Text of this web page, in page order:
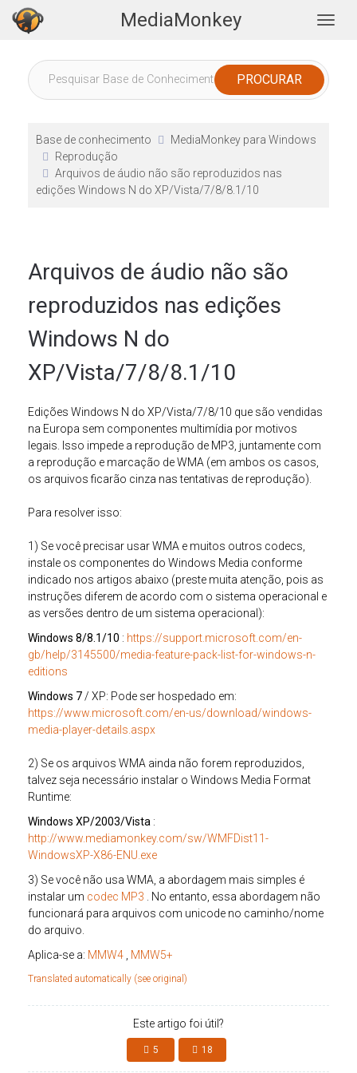
MediaMonkey
Base de conhecimento
MediaMonkey para Windows
Reprodução
Arquivos de áudio não são reproduzidos nas
edições Windows N do XP/Vista/7/8/8.1/10
Arquivos de áudio não são
reproduzidos nas edições
Windows N do
XP/Vista/7/8/8.1/10
Edições Windows N do XP/Vista/7/8/10 que são vendidas
na Europa sem componentes multimídia por motivos
legais. Isso impede a reprodução de MP3, juntamente com
a reprodução e marcação de WMA (em ambos os casos,
os arquivos ficarão cinza nas tentativas de reprodução).
Para resolver isso:
1) Se você precisar usar WMA e muitos outros codecs,
instale os componentes do Windows Media conforme
indicado nos artigos abaixo (preste muita atenção, pois as
instruções diferem de acordo com o sistema operacional e
as versões dentro de um sistema operacional):
Windows 8/8.1/10 : https://support.microsoft.com/en-
gb/help/3145500/media-feature-pack-list-for-windows-n-
editions
Windows 7 / XP: Pode ser hospedado em:
https://www.microsoft.com/en-us/download/windows-
media-player-details.aspx
2) Se os arquivos WMA ainda não forem reproduzidos,
talvez seja necessário instalar o Windows Media Format
Runtime:
Windows XP/2003/Vista :
http://www.mediamonkey.com/sw/WMFDist11-
WindowsXP-X86-ENU.exe
3) Se você não usa WMA, a abordagem mais simples é
instalar um codec MP3 . No entanto, essa abordagem não
funcionará para arquivos com unicode no caminho/nome
do arquivo.
Aplica-se a: MMW4 MMW5+
Translated automatically (see original)
Este artigo foi útil?
5 18